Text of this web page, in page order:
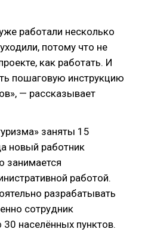
работали несколько
потому что не
как работать. И
пошаговую инструкцию
— рассказывает
заняты 15
новый работник
занимается
работой.
разрабатывать
сотрудник
населённых пунктов.